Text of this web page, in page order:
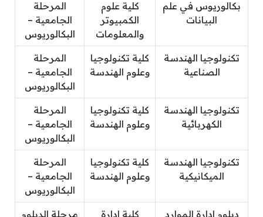
بكالوريوس في علم
البيانات
كلية علوم
الكمبيوتر
والمعلومات
المرحلة
الجامعية –
البكالوريوس
تكنولوجيا الهندسة
الصناعية
كلية تكنولوجيا
وعلوم الهندسة
المرحلة
الجامعية –
البكالوريوس
تكنولوجيا الهندسة
الكهربائية
كلية تكنولوجيا
وعلوم الهندسة
المرحلة
الجامعية –
البكالوريوس
تكنولوجيا الهندسة
الميكانيكية
كلية تكنولوجيا
وعلوم الهندسة
المرحلة
الجامعية –
البكالوريوس
دبلوم إدارة الموارد
كلية إدارة
مرحلة الدبلوم